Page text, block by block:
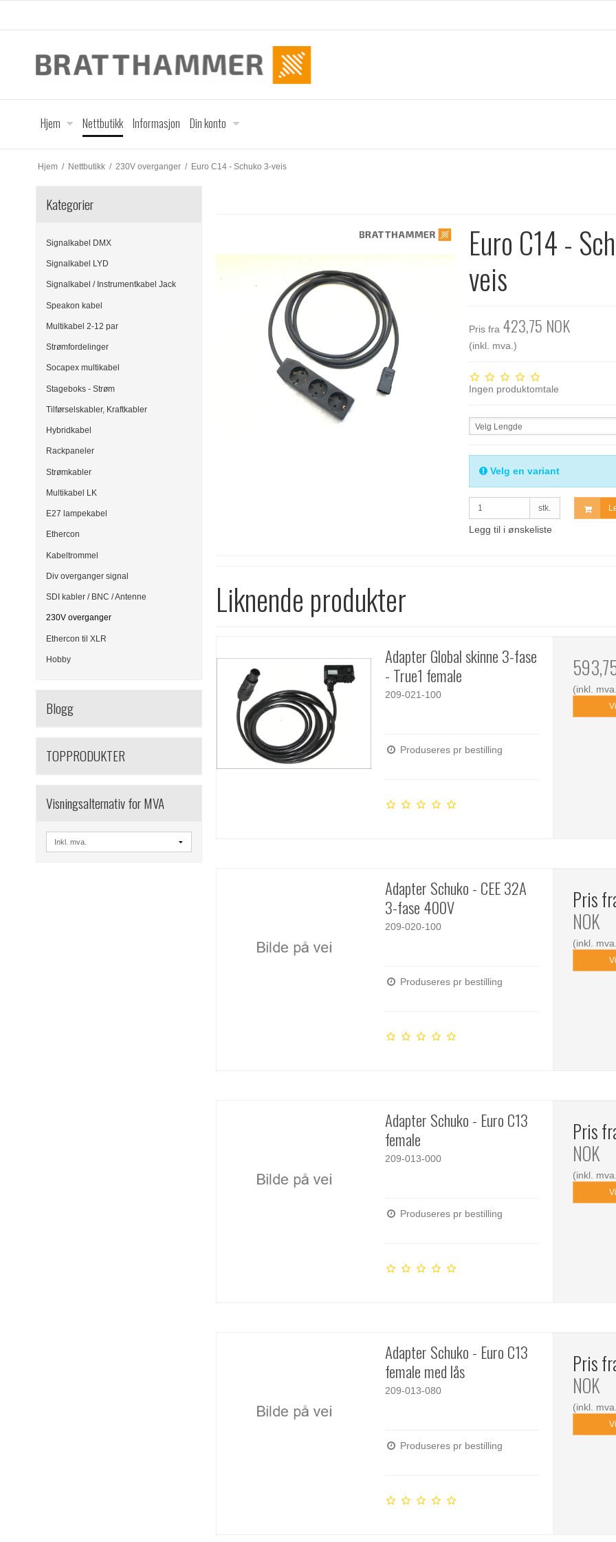
Hjem Nettbutikk Informasjon Din konto
Hjem / Nettbutikk / 230V overganger / Euro C14 - Schuko 3-veis
Kategorier
Signalkabel DMX
Signalkabel LYD
Signalkabel / Instrumentkabel Jack
Speakon kabel
Multikabel 2-12 par
Strømfordelinger
Socapex multikabel
Stageboks - Strøm
Tilførselskabler, Kraftkabler
Hybridkabel
Rackpaneler
Strømkabler
Multikabel LK
E27 lampekabel
Ethercon
Kabeltrommel
Div overganger signal
SDI kabler / BNC / Antenne
230V overganger
Ethercon til XLR
Hobby
Blogg
TOPPRODUKTER
Visningsalternativ for MVA
Euro C14 -
veis
Pris fra 423,75 NOK
(inkl. mva.)
Ingen produktomtale
Velg Lengde
Velg en variant
stk.
Legg til i ønskeliste
Liknende produkter
Adapter Global skinne 3-fase
- True1 female
209-021-100
Produseres pr bestilling
(inkl.
Adapter Schuko - CEE 32A
3-fase 400V
209-020-100
Produseres pr bestilling
Pris
NOK
(inkl.
Adapter Schuko - Euro C13
female
209-013-000
Produseres pr bestilling
Pris
NOK
(inkl.
Adapter Schuko - Euro C13
female med lås
209-013-080
Produseres pr bestilling
Pris
NOK
(inkl.